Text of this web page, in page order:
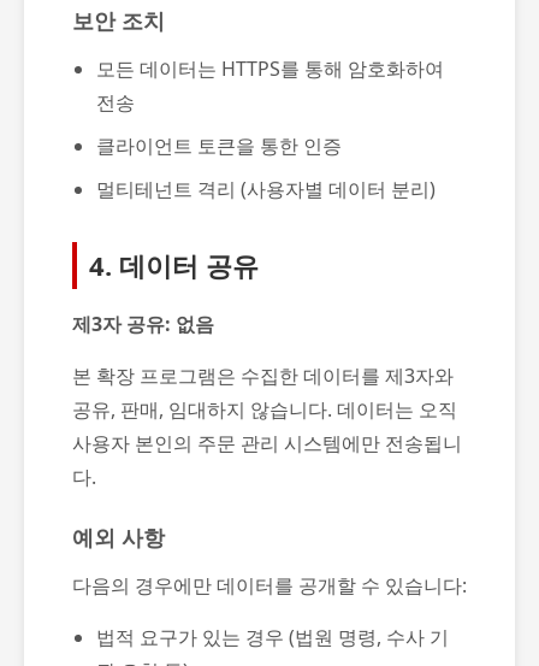
보안 조치
모든 데이터는 HTTPS를 통해 암호화하여
전송
클라이언트 토큰을 통한 인증
멀티테넌트 격리 (사용자별 데이터 분리)
4. 데이터 공유
제3자 공유: 없음
본 확장 프로그램은 수집한 데이터를 제3자와
공유, 판매, 임대하지 않습니다. 데이터는 오직
사용자 본인의 주문 관리 시스템에만 전송됩니
다.
예외 사항
다음의 경우에만 데이터를 공개할 수 있습니다:
법적 요구가 있는 경우 (법원 명령, 수사 기